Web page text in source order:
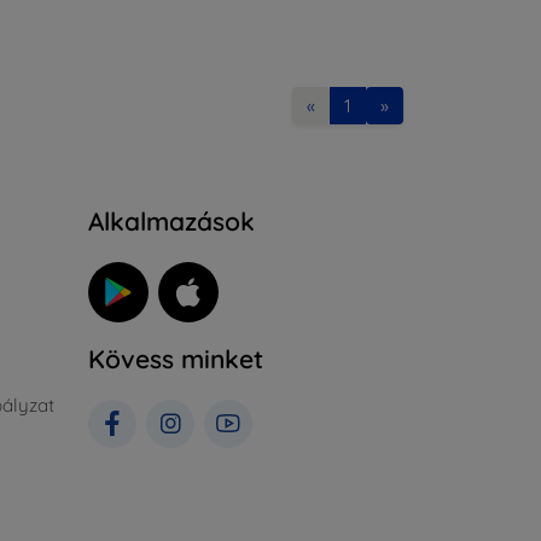
« 1 »
Alkalmazások
Kövess minket